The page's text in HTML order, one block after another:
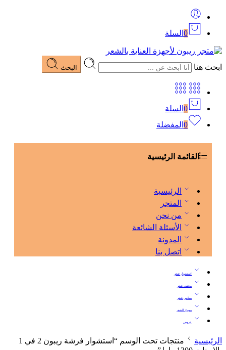
0 السلة
ابحث هنا البحث
0 السلة
0 المفضلة
القائمة الرئيسية
الرئيسية
المتجر
من نحن
الأسئلة الشائعة
المدونة
اتصل بنا
استشوار شعر
مجفف شعر
مملس شعر
مموج الشعر
عروض
الرئيسية
منتجات تحت الوسم “استشوار فرشة ريبون 2 في 1